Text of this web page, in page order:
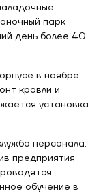
парк
день более 40
в ноябре
кровли и
установка
персонала.
предприятия
обучение в